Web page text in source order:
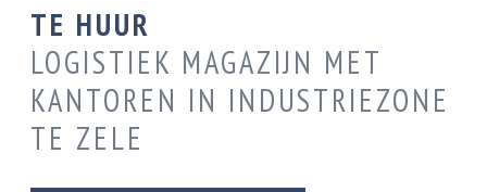
TE HUUR
LOGISTIEK MAGAZIJN MET
KANTOREN IN INDUSTRIEZONE
TE ZELE